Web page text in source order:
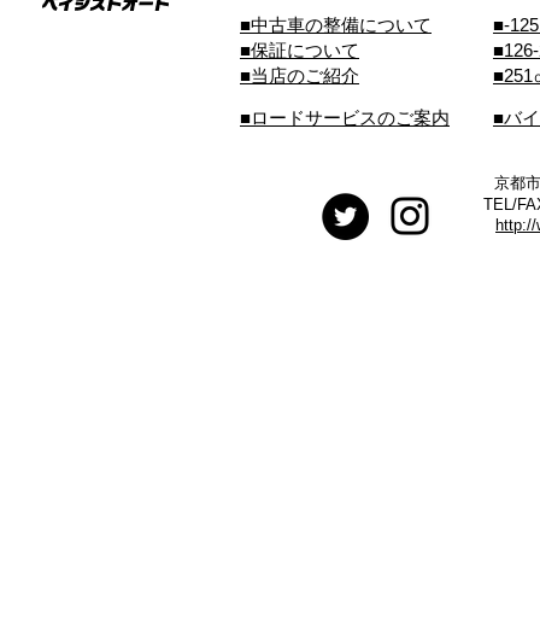
■中古車の整備について
■保証について
■当店のご紹介
■-
■251
■ロードサービスのご案内 ■バ
京都
TEL/